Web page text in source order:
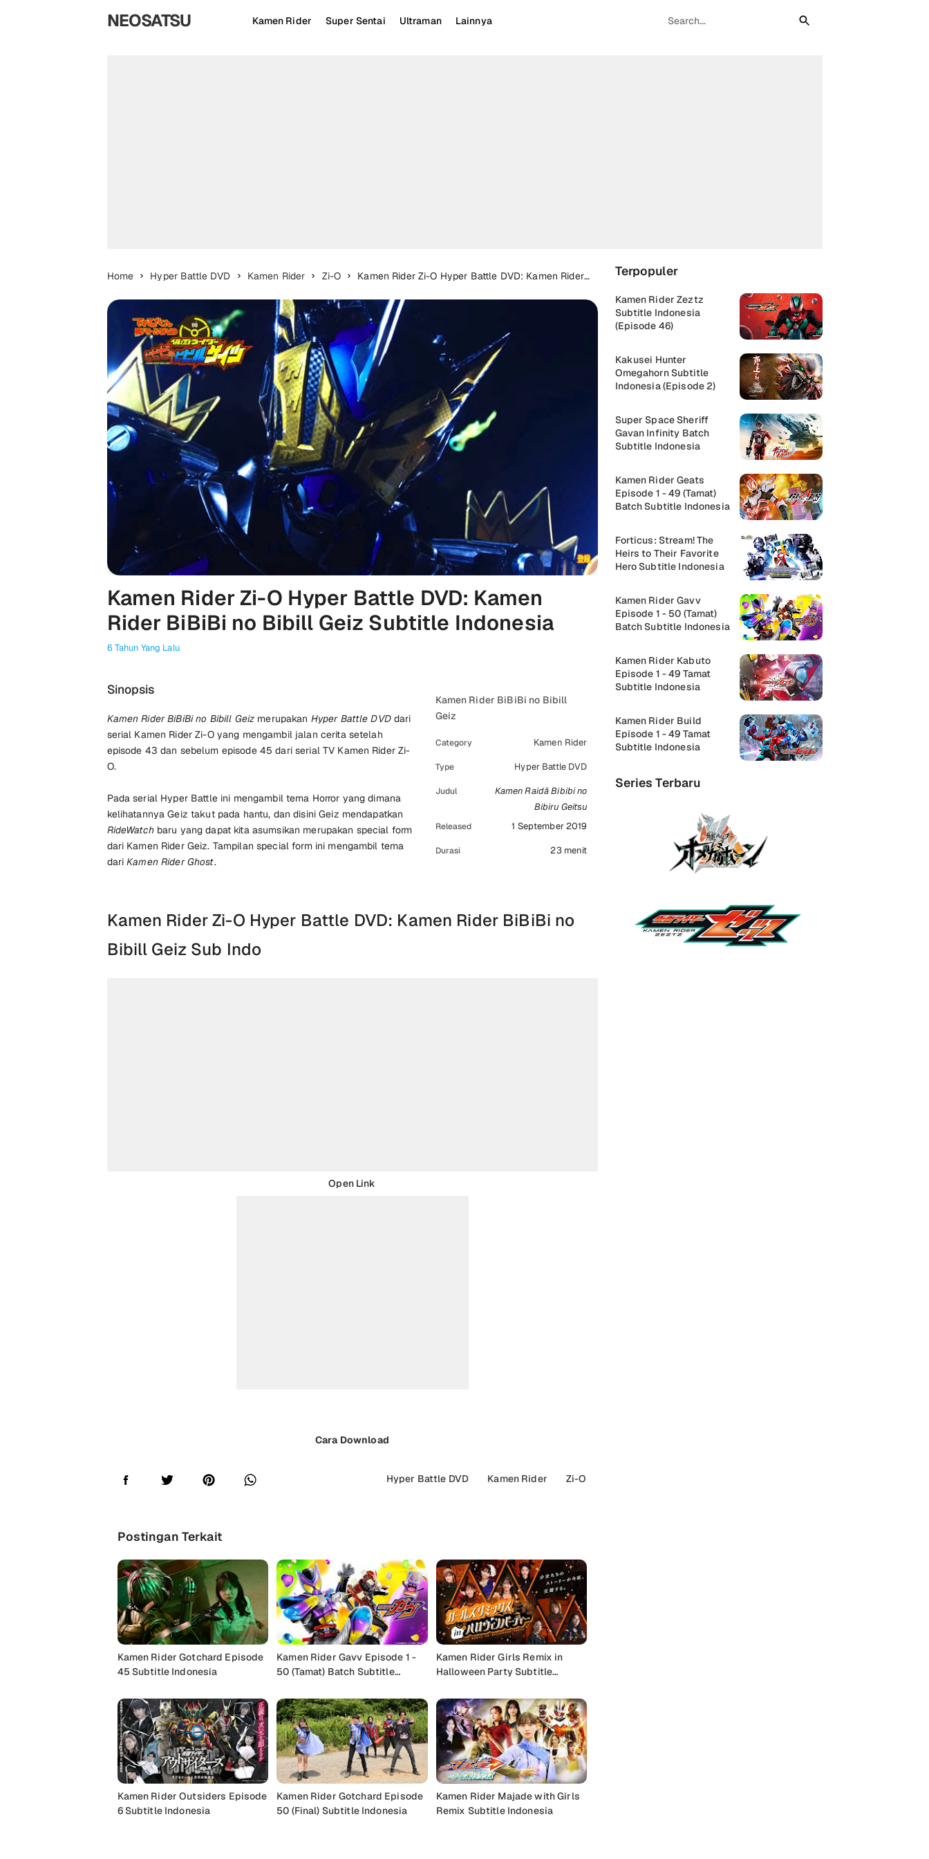
NEOSATSU Kamen Rider Super Sentai Ultraman Lainnya
Home Hyper Battle DVD Kamen Rider Zi-O
Kamen Rider Zi-O Hyper Battle DVD: Kamen Rider
Kamen Rider Zi-O Hyper Battle DVD: Kamen
Rider BiBiBi no Bibill Geiz Subtitle Indonesia
6 Tahun Yang Lalu
Kamen Rider BiBiBi no Bibill
Geiz
Category Kamen Rider
Type Hyper Battle DVD
Judul
Kamen Raidā Bibibi no
Bibiru Geitsu
Released 1 September 2019
Durasi 23 menit
Sinopsis
Kamen Rider BiBiBi no Bibill Geiz merupakan Hyper Battle DVDdari
serial Kamen Rider Zi-O yang mengambil jalan cerita setelah
episode 43 dan sebelum episode 45 dari serial TV Kamen Rider Zi-
O.
Pada serial Hyper Battle ini mengambil tema Horror yang dimana
kelihatannya Geiz takut pada hantu, dan disini Geiz mendapatkan
RideWatchbaru yang dapat kita asumsikan merupakan special form
dari Kamen Rider Geiz. Tampilan special form ini mengambil tema
dariKamen Rider Ghost.
Kamen Rider Zi-O Hyper Battle DVD: Kamen Rider BiBiBi no
Bibill Geiz Sub Indo
Cara Download
Hyper Battle DVD Kamen Rider Zi-O
Postingan Terkait
Kamen Rider Gotchard Episode
45 Subtitle Indonesia
Kamen Rider Gavv Episode 1 -
50 (Tamat) Batch Subtitle
Kamen Rider Girls Remix in
Halloween Party Subtitle
Kamen Rider Outsiders Episode
6 Subtitle Indonesia
Kamen Rider Gotchard Episode
50 (Final) Subtitle Indonesia
Kamen Rider Majade with Girls
Remix Subtitle Indonesia
Terpopuler
Kamen Rider Zeztz
Subtitle Indonesia
(Episode 46)
Kakusei Hunter
Omegahorn Subtitle
Indonesia (Episode 2)
Super Space Sheriff
Gavan Infinity Batch
Subtitle Indonesia
Kamen Rider Geats
Episode 1 - 49 (Tamat)
Batch Subtitle Indonesia
Forticus: Stream! The
Heirs to Their Favorite
Hero Subtitle Indonesia
Kamen Rider Gavv
Episode 1 - 50 (Tamat)
Batch Subtitle Indonesia
Kamen Rider Kabuto
Episode 1 - 49 Tamat
Subtitle Indonesia
Kamen Rider Build
Episode 1 - 49 Tamat
Subtitle Indonesia
Series Terbaru